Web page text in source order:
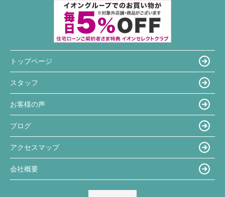
トップページ
スタッフ
お客様の声
ブログ
アクセスマップ
会社概要